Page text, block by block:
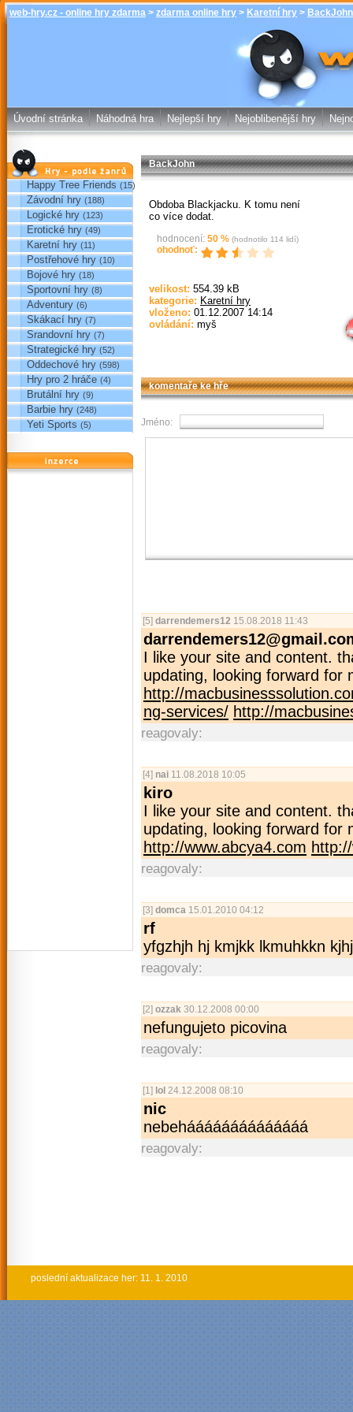
web-hry.cz - online hry zdarma > zdarma online hry > Karetní hry > BackJohn
BackJohn -
hry web-
Úvodní stránka Náhodná hra Nejlepší hry Nejoblibenější hry
Hry podle žánrů
Happy Tree Friends (15)
Závodní hry (188)
Logické hry (123)
Erotické hry (49)
Karetní hry (11)
Postřehové hry (10)
Bojové hry (18)
Sportovní hry (8)
Adventury (6)
Skákací hry (7)
Srandovní hry (7)
Strategické hry (52)
Oddechové hry (598)
Hry pro 2 hráče (4)
Brutální hry (9)
Barbie hry (248)
Yeti Sports (5)
reklama
BackJohn
Obdoba Blackjacku. K tomu není
co více dodat.
hodnocení: 50 % (hodnotilo 114 lidí)
ohodnoť:
velikost: 554.39 kB
kategorie: Karetní hry
vloženo: 01.12.2007 14:14
ovládání: myš
komentaře ke hře
Jméno:
[5] darrendemers12 15.08.2018 11:43
I like your site and content.
updating, looking forward for
http://
ng-services/ http://
reagovaly:
[4] nai 11.08.2018 10:05
kiro
I like your site and content.
updating, looking forward for
http://www.abcya4.com
reagovaly:
[3] domca 15.01.2010 04:12
rf
yfgzhjh hj kmjkk lkmuhkkn
reagovaly:
[2] ozzak 30.12.2008 00:00
nefungujeto picovina
reagovaly:
[1] lol 24.12.2008 08:10
nic
nebeháááááááááááááá
reagovaly:
poslední aktualizace her: 11. 1. 2010